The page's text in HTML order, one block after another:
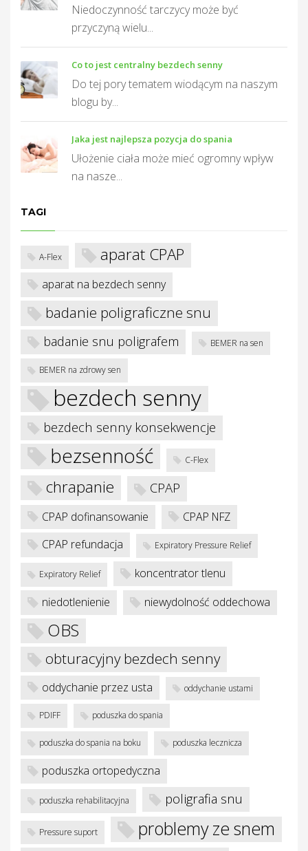
Niedoczynność tarczycy może być
przyczyną wielu...
Co to jest centralny bezdech senny
Do tej pory tematem wiodącym na naszym
blogu by...
Jaka jest najlepsza pozycja do spania
Ułożenie ciała może mieć ogromny wpływ
na nasze...
TAGI
A-Flex aparat CPAP
aparat na bezdech senny
badanie poligraficzne snu
badanie snu poligrafem BEMER na sen
BEMER na zdrowy sen
bezdech senny
bezdech senny konsekwencje
bezsenność C-Flex
chrapanie CPAP
CPAP dofinansowanie
CPAP NFZ
CPAP refundacja
Expiratory Pressure Relief
Expiratory Relief
koncentrator tlenu
niedotlenienie
niewydolność oddechowa
OBS
obturacyjny bezdech senny
oddychanie przez usta oddychanie ustami
PDIFF poduszka do spania
poduszka do spania na boku poduszka lecznicza
poduszka ortopedyczna
poduszka rehabilitacyjna poligrafia snu
Pressure suport problemy ze snem